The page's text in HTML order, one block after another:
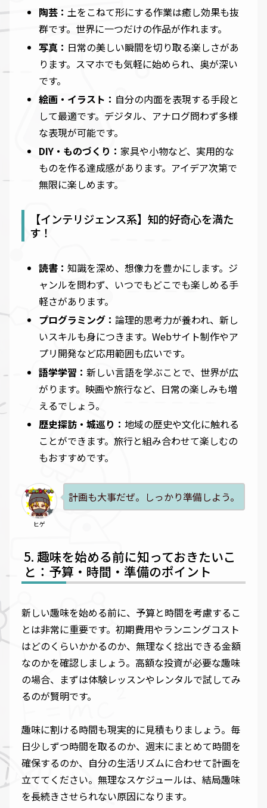
陶芸： 土をこねて形にする作業は癒し効果も抜
群です。世界に一つだけの作品が作れます。
写真： 日常の美しい瞬間を切り取る楽しさがあ
ります。スマホでも気軽に始められ、奥が深い
です。
絵画・イラスト： 自分の内面を表現する手段と
して最適です。デジタル、アナログ問わず多様
な表現が可能です。
DIY・ものづくり：家具や小物など、実用的な
ものを作る達成感があります。アイデア次第で
無限に楽しめます。
【インテリジェンス系】知的好奇心を満た
す！
読書：知識を深め、想像力を豊かにします。ジ
ャンルを問わず、いつでもどこでも楽しめる手
軽さがあります。
プログラミング：論理的思考力が養われ、新し
いスキルも身につきます。Webサイト制作やア
プリ開発など応用範囲も広いです。
語学学習：新しい言語を学ぶことで、世界が広
がります。映画や旅行など、日常の楽しみも増
えるでしょう。
歴史探訪・城巡り：地域の歴史や文化に触れる
ことができます。旅行と組み合わせて楽しむの
もおすすめです。
ヒゲ
計画も大事だぜ。しっかり準備しよう。
趣味を始める前に知っておきたいこ
と：予算・時間・準備のポイント
新しい趣味を始める前に、予算と時間を考慮するこ
とは非常に重要です。初期費用やランニングコスト
はどのくらいかかるのか、無理なく捻出できる金額
なのかを確認しましょう。高額な投資が必要な趣味
の場合、まずは体験レッスンやレンタルで試してみ
るのが賢明です。
趣味に割ける時間も現実的に見積もりましょう。毎
日少しずつ時間を取るのか、週末にまとめて時間を
確保するのか、自分の生活リズムに合わせて計画を
立ててください。無理なスケジュールは、結局趣味
を長続きさせられない原因になります。